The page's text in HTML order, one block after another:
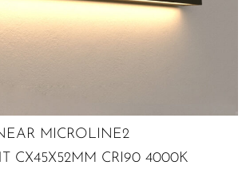
MICROLINE2
CX45X52MM CRI90 4000K